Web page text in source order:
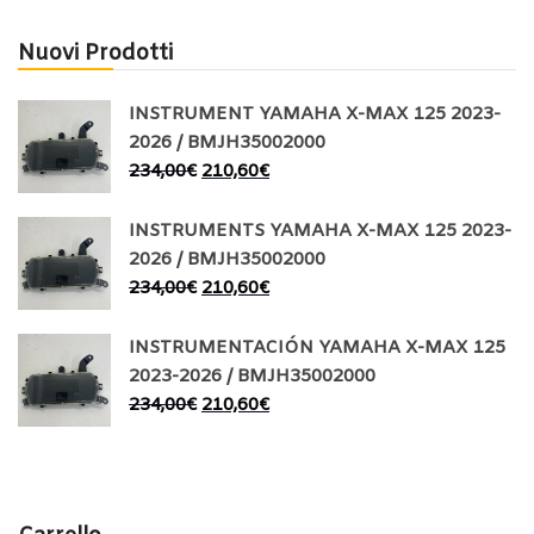
Nuovi Prodotti
INSTRUMENT YAMAHA X-MAX 125 2023-
2026 / BMJH35002000
234,00€ 210,60€
INSTRUMENTS YAMAHA X-MAX 125 2023-
2026 / BMJH35002000
234,00€ 210,60€
INSTRUMENTACIÓN YAMAHA X-MAX 125
2023-2026 / BMJH35002000
234,00€ 210,60€